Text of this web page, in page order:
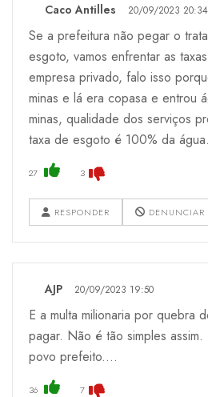
Caco Antilles 20/09/2023 20:34
Se a prefeitura não pegar o
esgoto, vamos enfrentar as
empresa privado, falo isso
minas e lá era copasa e entrou
minas, qualidade dos serviços
taxa de esgoto é 100% da água.
27 3
RESPONDER DENUNCIAR
AJP 20/09/2023 19:50
E a multa milionaria por quebra
pagar. Não é tão simples
povo prefeito....
36 7